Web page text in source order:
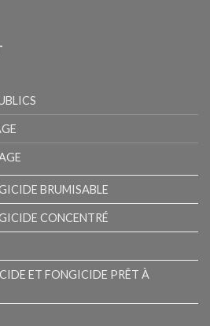
BRUMISABLE
CONCENTRÉ
ET FONGICIDE PRÊT À